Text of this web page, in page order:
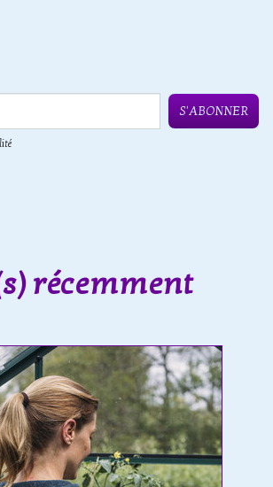
S'ABONNER
récemment